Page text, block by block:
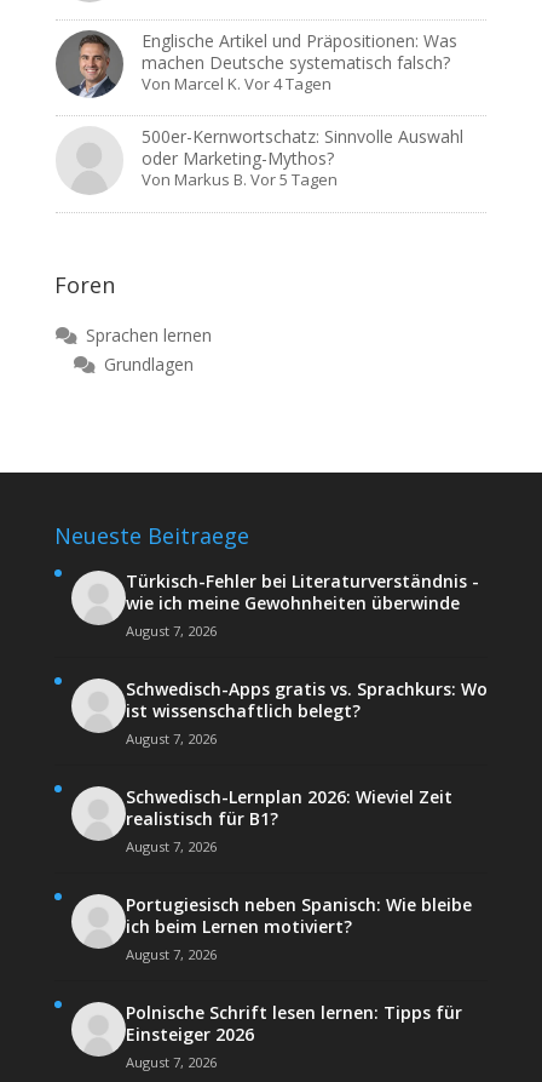
Englische Artikel und Präpositionen: Was
machen Deutsche systematisch falsch?
Von Marcel K. Vor 4 Tagen
500er-Kernwortschatz: Sinnvolle Auswahl
oder Marketing-Mythos?
Von Markus B. Vor 5 Tagen
Foren
Sprachen lernen
Grundlagen
Neueste Beitraege
Türkisch-Fehler bei Literaturverständnis -
wie ich meine Gewohnheiten überwinde
August 7, 2026
Schwedisch-Apps gratis vs. Sprachkurs: Wo
ist wissenschaftlich belegt?
August 7, 2026
Schwedisch-Lernplan 2026: Wieviel Zeit
realistisch für B1?
August 7, 2026
Portugiesisch neben Spanisch: Wie bleibe
ich beim Lernen motiviert?
August 7, 2026
Polnische Schrift lesen lernen: Tipps für
Einsteiger 2026
August 7, 2026